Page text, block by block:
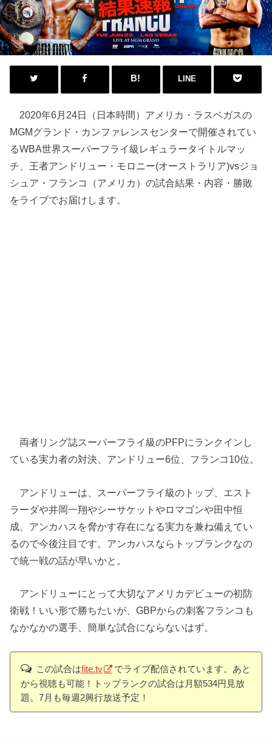
LINE
2020年6月24日（日本時間）アメリカ・ラスベガスの
MGMグランド・カンファレンスセンターで開催されてい
るWBA世界スーパーフライ級レギュラータイトルマッ
チ、王者アンドリュー・モロニー(オーストラリア)vsジョ
シュア・フランコ（アメリカ）の試合結果・内容・勝敗
をライブでお届けします。
両者リング誌スーパーフライ級のPFPにランクインし
ている実力者の対決、アンドリュー6位、フランコ10位。
アンドリューは、スーパーフライ級のトップ、エスト
ラーダや井岡一翔やシーサケットやロマゴンや田中恒
成、アンカハスを脅かす存在になる実力を兼ね備えてい
るので今後注目です。アンカハスならトップランクなの
で統一戦の話が早いかと。
アンドリューにとって大切なアメリカデビューの初防
衛戦！いい形で勝ちたいが、GBPからの刺客フランコも
なかなかの選手、簡単な試合にならないはず。
この試合はfite.tv
でライブ配信されています。あと
から視聴も可能！トップランクの試合は月額534円見放
題。7月も毎週2興行放送予定！